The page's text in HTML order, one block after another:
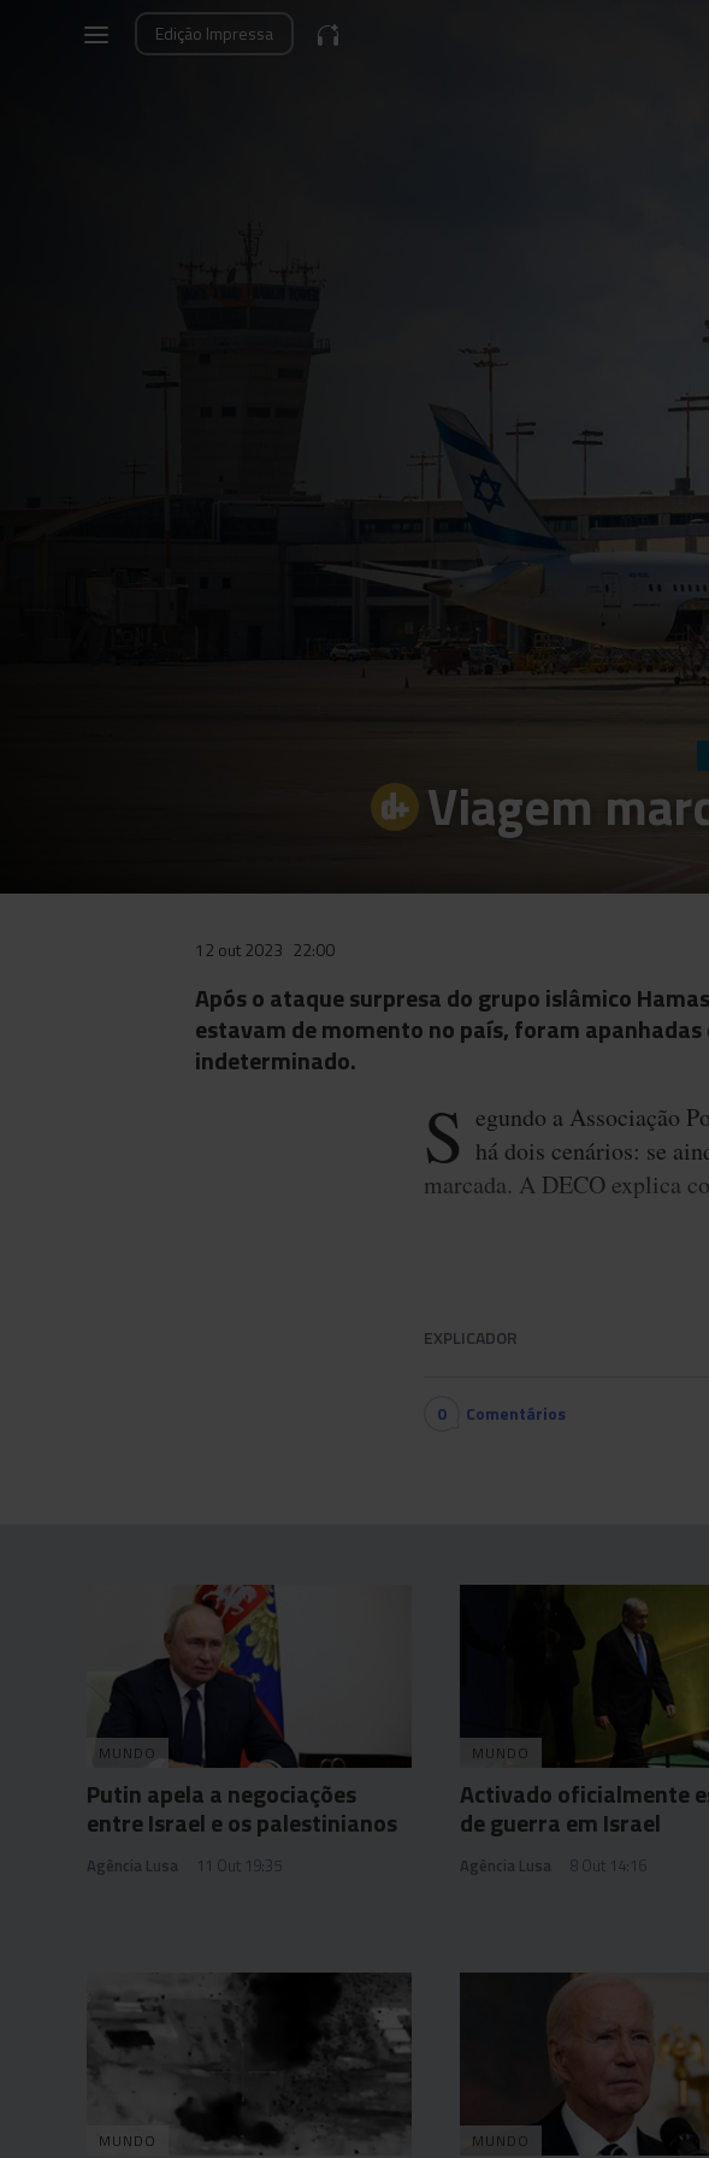
Edição Impressa
Viagem
12 out 2023 22:00
Após o ataque surpresa do grupo islâmico
estavam de momento no país, foram
indeterminado.
S egundo a Associação
há dois cenários: se
marcada. A DECO explica
EXPLICADOR
0 Comentários
MUNDO
Putin apela a negociações
entre Israel e os palestinianos
Agência Lusa 11 Out 19:35
MUNDO
Activado oficialmente
de guerra em Israel
Agência Lusa 8 Out 14:16
MUNDO MUNDO